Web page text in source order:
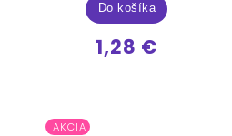
1,28 €
Do košíka
AKCIA